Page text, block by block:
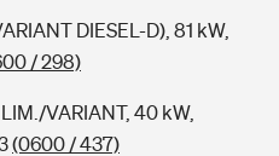
für deine Kids
DIESEL-D), 81 kW,
/ 298)
VARIANT, 40 kW,
(0600 / 437)